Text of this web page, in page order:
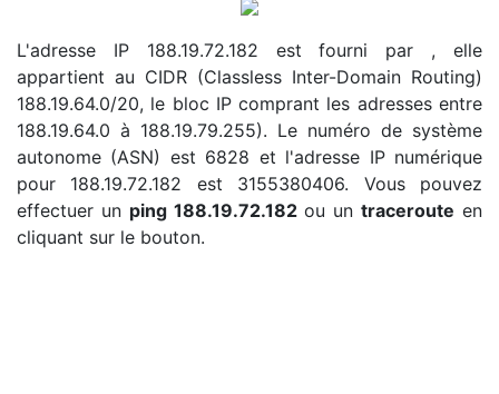
L'adresse IP 188.19.72.182 est fourni par , elle
appartient au CIDR (Classless Inter-Domain Routing)
188.19.64.0/20, le bloc IP comprant les adresses entre
188.19.64.0 à 188.19.79.255). Le numéro de système
autonome (ASN) est 6828 et l'adresse IP numérique
pour 188.19.72.182 est 3155380406. Vous pouvez
effectuer un ping 188.19.72.182ou untraceroute en
cliquant sur le bouton.